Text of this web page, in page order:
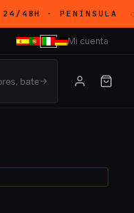
48H· PENÍNSULA
Mi cuenta